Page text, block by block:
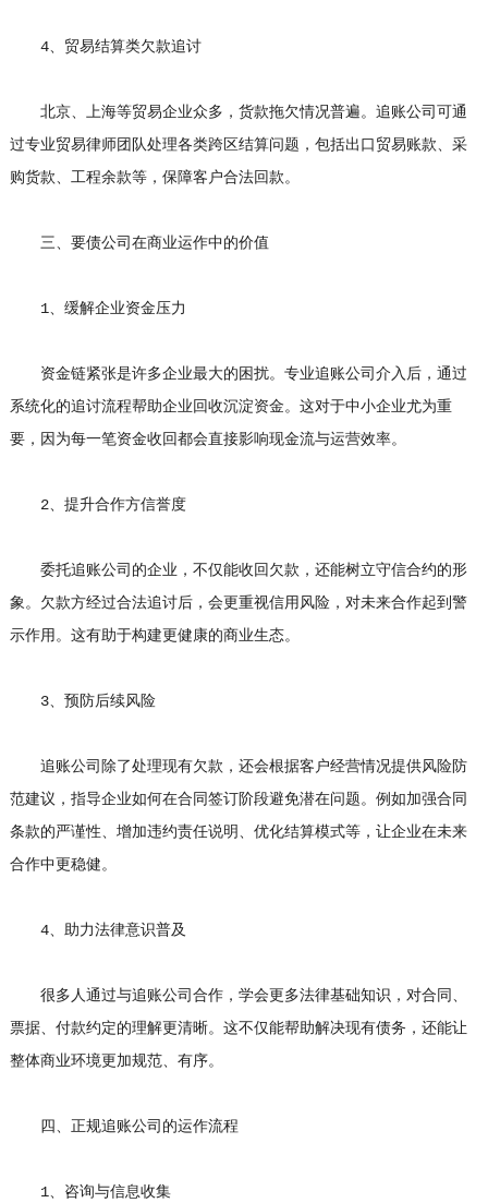
4、贸易结算类欠款追讨
北京、上海等贸易企业众多，货款拖欠情况普遍。追账公司可通
过专业贸易律师团队处理各类跨区结算问题，包括出口贸易账款、采
购货款、工程余款等，保障客户合法回款。
三、要债公司在商业运作中的价值
1、缓解企业资金压力
资金链紧张是许多企业最大的困扰。专业追账公司介入后，通过
系统化的追讨流程帮助企业回收沉淀资金。这对于中小企业尤为重
要，因为每一笔资金收回都会直接影响现金流与运营效率。
2、提升合作方信誉度
委托追账公司的企业，不仅能收回欠款，还能树立守信合约的形
象。欠款方经过合法追讨后，会更重视信用风险，对未来合作起到警
示作用。这有助于构建更健康的商业生态。
3、预防后续风险
追账公司除了处理现有欠款，还会根据客户经营情况提供风险防
范建议，指导企业如何在合同签订阶段避免潜在问题。例如加强合同
条款的严谨性、增加违约责任说明、优化结算模式等，让企业在未来
合作中更稳健。
4、助力法律意识普及
很多人通过与追账公司合作，学会更多法律基础知识，对合同、
票据、付款约定的理解更清晰。这不仅能帮助解决现有债务，还能让
整体商业环境更加规范、有序。
四、正规追账公司的运作流程
1、咨询与信息收集